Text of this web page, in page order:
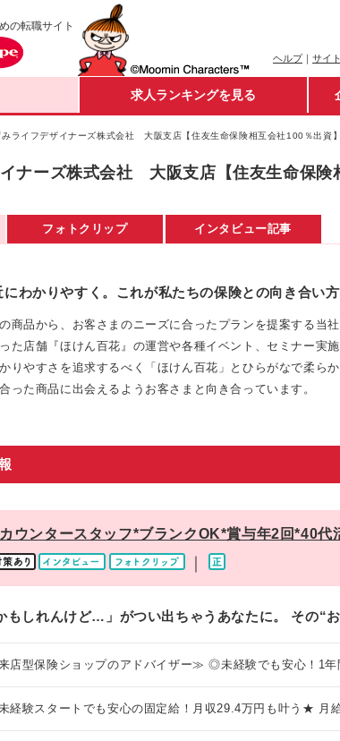
の転職サイト
ヘルプ｜ サイ
求人ランキングを見る
みライフデザイナーズ株式会社 大阪支店【住友生命保険相互会社100％出資
ナーズ株式会社 大阪支店【住友生命保険
フォトクリップ インタビュー記事
わかりやすく。これが私たちの保険との向き合い方
商品から、お客さまのニーズに合ったプランを提案する当
た店舗『ほけん百花』の運営や各種イベント、セミナー実
りやすさを追求するべく「ほけん百花」とひらがなで柔ら
った商品に出会えるようお客さまと向き合っています。
ウンタースタッフ*ブランクOK*賞与年2回*40代
もしれんけど…」がつい出ちゃうあなたに。 その“
店型保険ショップのアドバイザー≫ ◎未経験でも安心！1年
保険知識をGET ◎定着率88.2％！安心して長く働ける環境
験スタートでも安心の固定給！月収29.4万円も叶う★ 月給：23万7,000円以上＋各種手当
業代は別途全額支給、昇給あり ※試用期間6ヶ月あり（入